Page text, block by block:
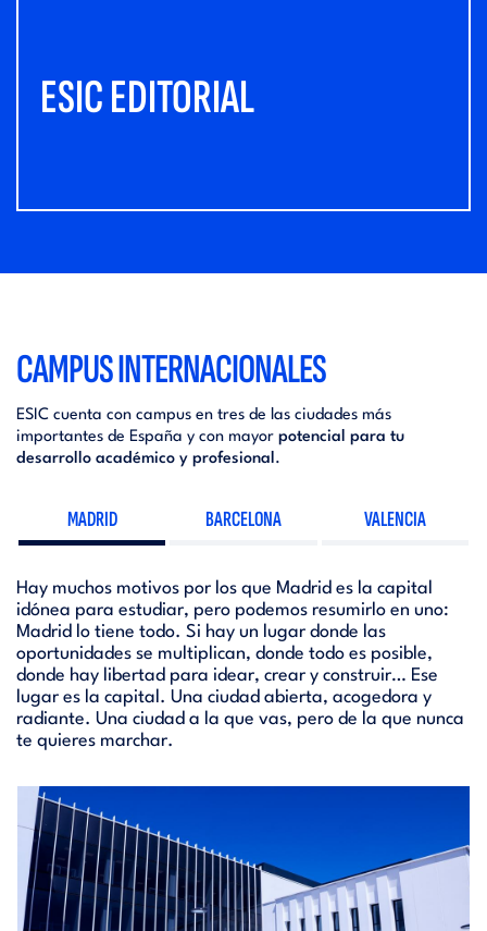
ESIC EDITORIAL
CAMPUS INTERNACIONALES
ESIC cuenta con campus en tres de las ciudades más
importantes de España y con mayor potencial para tu
desarrollo académico y profesional .
MADRID BARCELONA VALENCIA
Hay muchos motivos por los que Madrid es la capital
idónea para estudiar, pero podemos resumirlo en uno:
Madrid lo tiene todo. Si hay un lugar donde las
oportunidades se multiplican, donde todo es posible,
donde hay libertad para idear, crear y construir… Ese
lugar es la capital. Una ciudad abierta, acogedora y
radiante. Una ciudad a la que vas, pero de la que nunca
te quieres marchar.